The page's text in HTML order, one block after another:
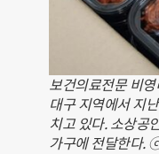
보건의료전문 비
대구 지역에서 지
치고 있다. 소상공
가구에 전달한다.